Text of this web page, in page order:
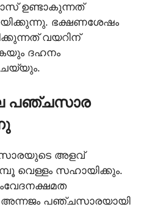
ഉണ്ടാകുന്നത്
ഭക്ഷണശേഷം
വയറിന്
ദഹനം
പഞ്ചസാര
അളവ്
വെള്ളം സഹായിക്കും.
അന്നജം പഞ്ചസാരയായി